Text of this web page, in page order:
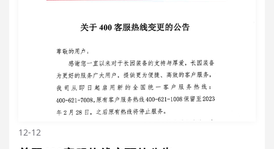
12-12